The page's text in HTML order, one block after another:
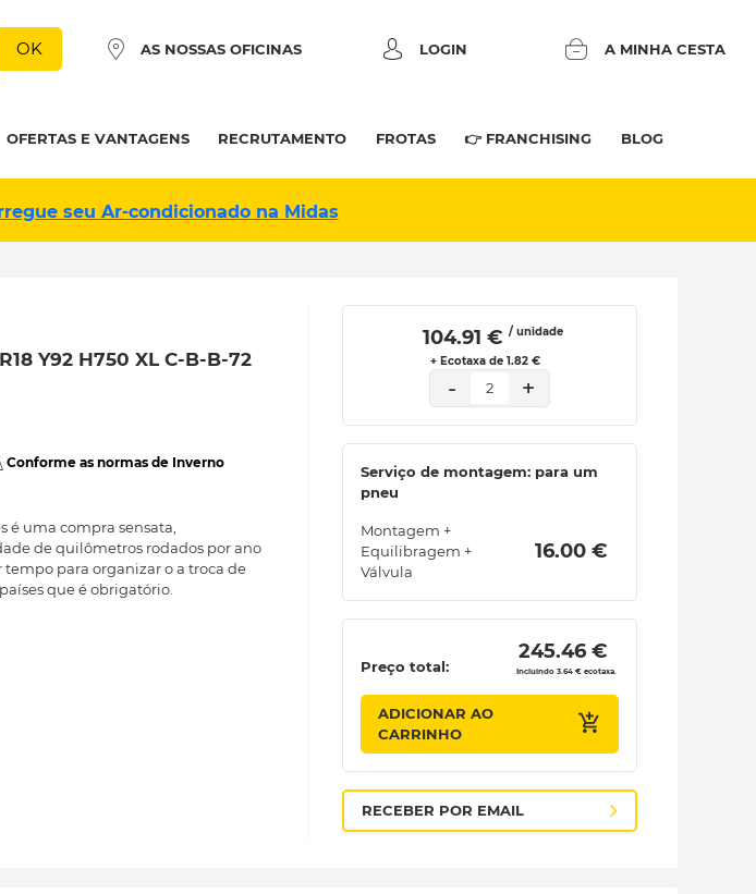
OK AS NOSSAS OFICINAS LOGIN A MINHA CESTA
OFERTAS E VANTAGENS RECRUTAMENTO FROTAS 👉 FRANCHISING BLOG
seu Ar-condicionado na Midas
Y92 H750 XL C-B-B-72
Conforme as normas de Inverno
é uma compra sensata,
de quilômetros rodados por ano
tempo para organizar o a troca de
que é obrigatório.
104.91 € / unidade
+ Ecotaxa de 1.82 €
- 2 +
Serviço de montagem: para um
pneu
Montagem +
Equilibragem +
Válvula
16.00 €
Preço total:
245.46 €
Incluindo 3.64 € ecotaxa.
ADICIONAR AO
CARRINHO
RECEBER POR EMAIL